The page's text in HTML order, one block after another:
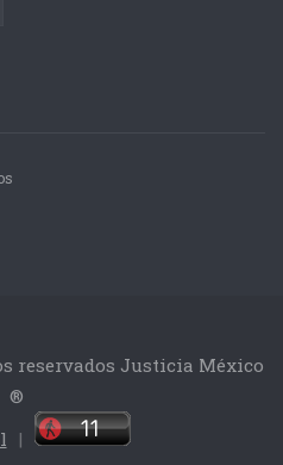
reservados Justicia México
®
|